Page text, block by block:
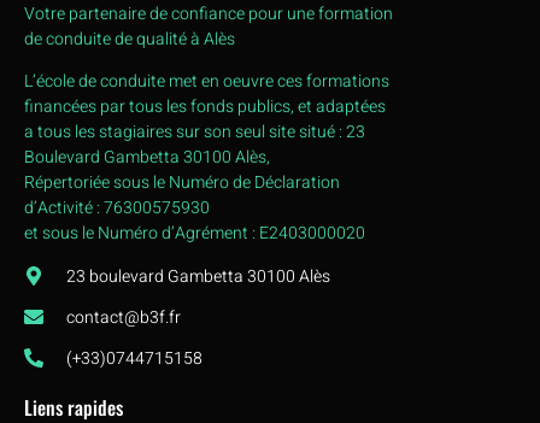
Votre partenaire de confiance pour une formation
de conduite de qualité à Alès
L’école de conduite met en oeuvre ces formations
financées par tous les fonds publics, et adaptées
a tous les stagiaires sur son seul site situé : 23
Boulevard Gambetta 30100 Alès,
Répertoriée sous le Numéro de Déclaration
d’Activité : 76300575930
et sous le Numéro d’Agrément : E2403000020
23 boulevard Gambetta 30100 Alès
contact@b3f.fr
(+33)0744715158
Liens rapides